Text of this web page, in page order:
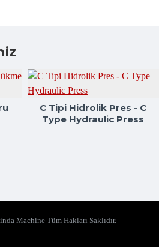
C Tipi Hidrolik Pres - C
Type Hydraulic Press
Machine Tüm Hakları Saklıdır.